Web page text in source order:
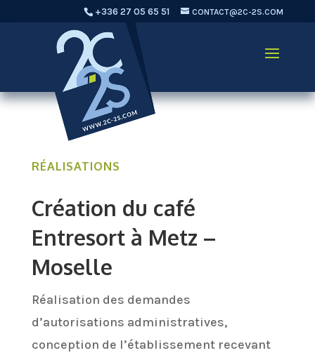
+336 27 05 65 51 CONTACT@2C-2S.COM
RÉALISATIONS
Création du café
Entresort à Metz –
Moselle
Réalisation des demandes
d’autorisations administratives,
conception de l’établissement recevant